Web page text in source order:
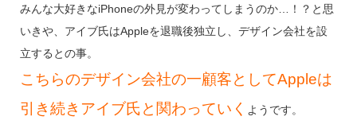
みんな大好きなiPhoneの外見が変わってしまうのか…！？と思
いきや、アイブ氏はAppleを退職後独立し、デザイン会社を設
立するとの事。
こちらのデザイン会社の一顧客としてAppleは
引き続きアイブ氏と関わっていく ようです。